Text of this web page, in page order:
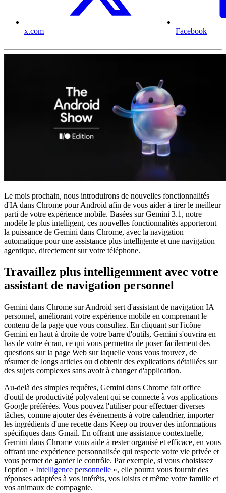
x.com Facebook
Le mois prochain, nous introduirons de nouvelles fonctionnalités
d'IA dans Chrome pour Android afin de vous aider à tirer le meilleur
parti de votre expérience mobile. Basées sur Gemini 3.1, notre
modèle le plus intelligent, ces nouvelles fonctionnalités apporteront
la puissance de Gemini dans Chrome, avec la navigation
automatique pour une assistance plus intelligente et une navigation
agentique, directement sur votre téléphone.
Travaillez plus intelligemment avec votre
assistant de navigation personnel
Gemini dans Chrome sur Android sert d'assistant de navigation IA
personnel, améliorant votre expérience mobile en comprenant le
contenu de la page que vous consultez. En cliquant sur l'icône
Gemini en haut à droite de votre barre d'outils, Gemini s'ouvrira en
bas de votre écran, ce qui vous permettra de poser facilement des
questions sur la page Web sur laquelle vous vous trouvez, de
résumer de longs articles ou d'obtenir des explications détaillées sur
des sujets complexes sans avoir à changer d'application.
Au-delà des simples requêtes, Gemini dans Chrome fait office
d'outil de productivité polyvalent qui se connecte à vos applications
Google préférées. Vous pouvez l'utiliser pour effectuer diverses
tâches, comme ajouter des événements à votre calendrier, importer
les ingrédients d'une recette dans Keep ou trouver des informations
spécifiques dans Gmail. En offrant une assistance contextuelle,
Gemini dans Chrome vous aide à rester organisé et efficace, en vous
offrant une expérience personnalisée qui respecte votre vie privée et
vous permet de garder le contrôle. Par exemple, si vous choisissez
l'option « Intelligence personnelle », elle pourra vous fournir des
réponses adaptées à vos intérêts, vos loisirs et même votre famille et
vos animaux de compagnie.